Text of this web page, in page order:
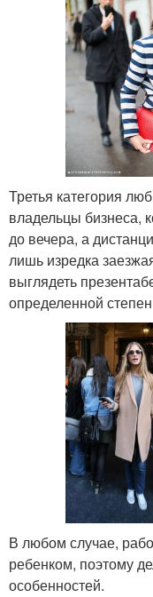
Третья категория
владельцы бизнеса,
до вечера, а
лишь изредка
выглядеть
определенной
В любом случае,
ребенком, поэтому
особенностей.